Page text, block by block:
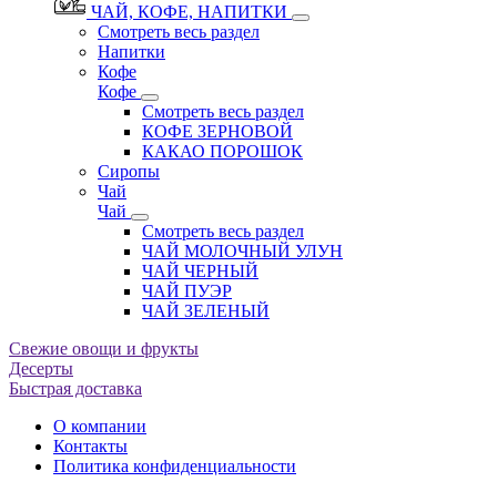
ЧАЙ, КОФЕ, НАПИТКИ
Смотреть весь раздел
Напитки
Кофе
Кофе
Смотреть весь раздел
КОФЕ ЗЕРНОВОЙ
КАКАО ПОРОШОК
Сиропы
Чай
Чай
Смотреть весь раздел
ЧАЙ МОЛОЧНЫЙ УЛУН
ЧАЙ ЧЕРНЫЙ
ЧАЙ ПУЭР
ЧАЙ ЗЕЛЕНЫЙ
Свежие овощи и фрукты
Десерты
Быстрая доставка
О компании
Контакты
Политика конфиденциальности